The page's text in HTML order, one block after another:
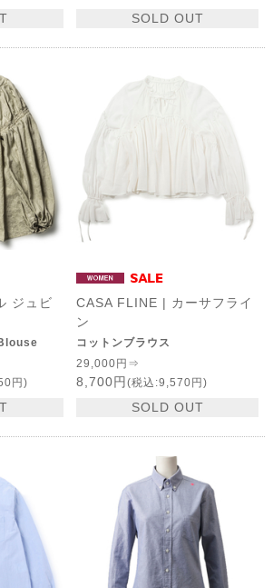
SOLD OUT
ジュビ
円)
CASA FLINE | カーサフライ
ン
コットンブラウス
29,000円⇒
8,700円(税込:9,570円)
SOLD OUT